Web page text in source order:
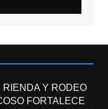
RIENDA Y RODEO
FORTALECE